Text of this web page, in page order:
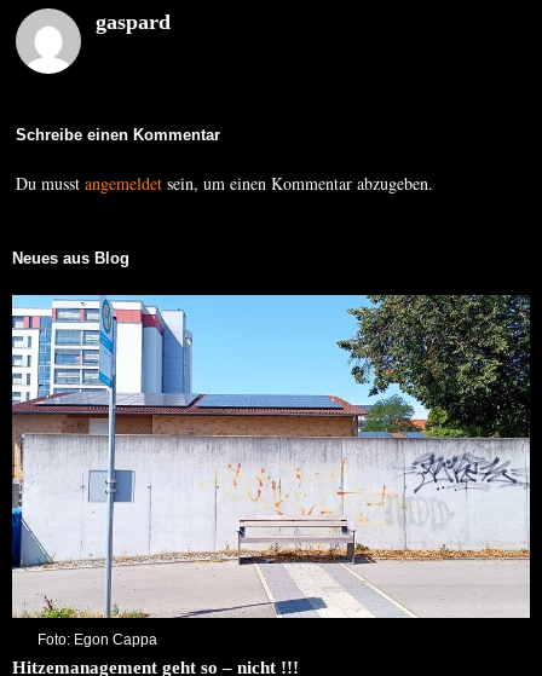
gaspard
Schreibe einen Kommentar
Du musstangemeldet sein, um einen Kommentar abzugeben.
Neues aus Blog
Foto: Egon Cappa
Hitzemanagement geht so – nicht !!!